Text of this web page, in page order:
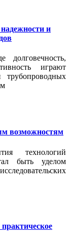
и
долговечность,
играют
возможностям
технологий
быть уделом